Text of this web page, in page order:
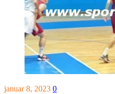
januar 8, 2023 0